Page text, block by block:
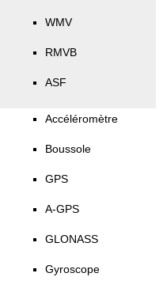
WMV
RMVB
ASF
Accéléromètre
Boussole
GPS
A-GPS
GLONASS
Gyroscope